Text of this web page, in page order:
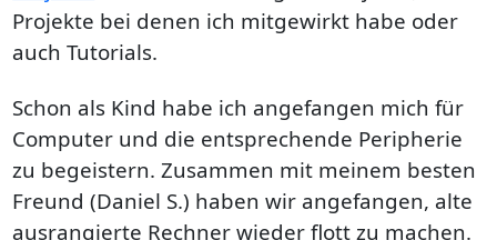
Projekte bei denen ich mitgewirkt habe oder
auch Tutorials.
Schon als Kind habe ich angefangen mich für
Computer und die entsprechende Peripherie
zu begeistern. Zusammen mit meinem besten
Freund (Daniel S.) haben wir angefangen, alte
ausrangierte Rechner wieder flott zu machen.